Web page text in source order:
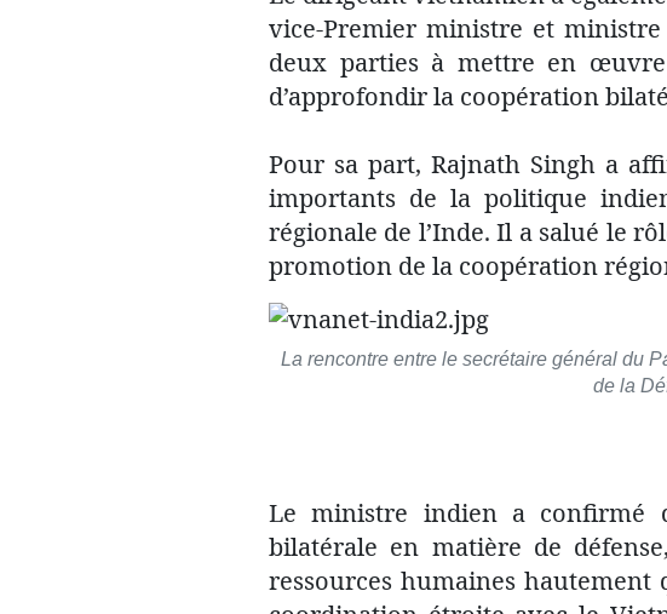
vice-Premier ministre et
deux parties à mettre en
d’approfondir la coopération
Pour sa part, Rajnath Singh a
importants de la politique
régionale de l’Inde. Il a salué le
promotion de la coopération
La rencontre entre le secrétaire général du
de la
Le ministre indien a confirmé
bilatérale en matière de
ressources humaines